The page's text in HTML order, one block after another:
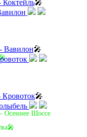
Осеннее Шоссе
🎤
Вавилон🎤
Кровоток🎤